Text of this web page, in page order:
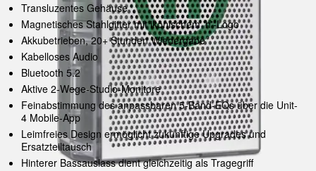
Transluzentes Gehäuse
Magnetisches Stahlgitter mit ikonischem 'h'-Logo
Akkubetrieben, 20+ Stunden Wiedergabe
Kabelloses Audio
Bluetooth 5.2
Aktive 2-Wege-Studio-Monitore
Feinabstimmung des anpassbaren 5-Band-EQs über die Unit-
4 Mobile-App
Leimfreies Design ermöglicht zukünftige Upgrades und
Ersatzteiltausch
Hinterer Bassauslass dient gleichzeitig als Tragegriff